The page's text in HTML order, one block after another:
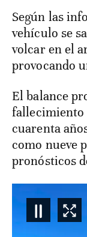
Según las
vehículo se
volcar en el
provocando
El balance
fallecimiento
cuarenta
como nueve
pronósticos